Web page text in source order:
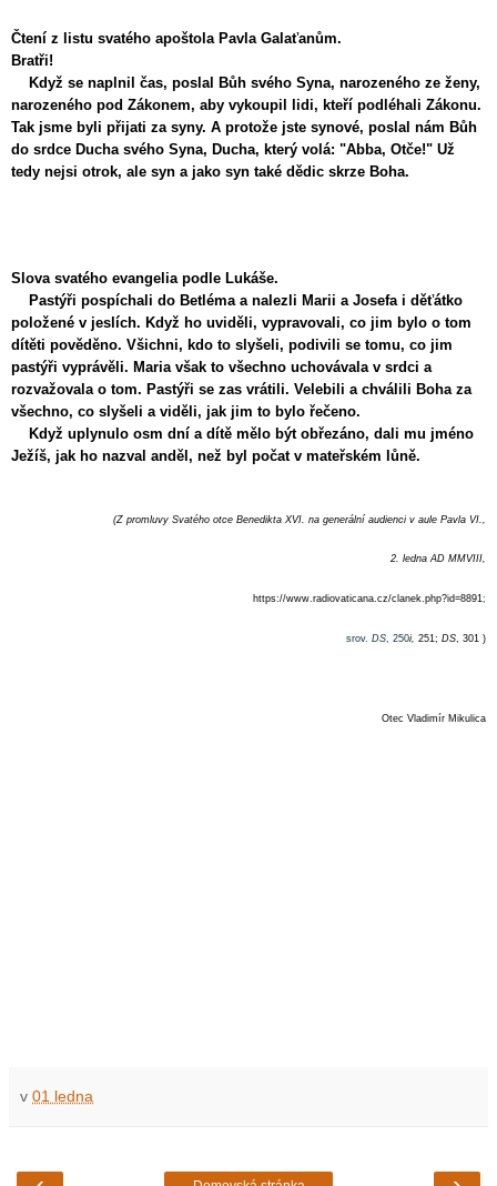
Čtení z listu svatého apoštola Pavla Galaťanům.
Bratři!
Když se naplnil čas, poslal Bůh svého Syna, narozeného ze ženy,
narozeného pod Zákonem, aby vykoupil lidi, kteří podléhali Zákonu.
Tak jsme byli přijati za syny. A protože jste synové, poslal nám Bůh
do srdce Ducha svého Syna, Ducha, který volá: "Abba, Otče!" Už
tedy nejsi otrok, ale syn a jako syn také dědic skrze Boha.
Slova svatého evangelia podle Lukáše.
Pastýři pospíchali do Betléma a nalezli Marii a Josefa i děťátko
položené v jeslích. Když ho uviděli, vypravovali, co jim bylo o tom
dítěti pověděno. Všichni, kdo to slyšeli, podivili se tomu, co jim
pastýři vyprávěli. Maria však to všechno uchovávala v srdci a
rozvažovala o tom. Pastýři se zas vrátili. Velebili a chválili Boha za
všechno, co slyšeli a viděli, jak jim to bylo řečeno.
Když uplynulo osm dní a dítě mělo být obřezáno, dali mu jméno
Ježíš, jak ho nazval anděl, než byl počat v mateřském lůně.
(Z promluvy Svatého otce Benedikta XVI. na generální audienci v aule Pavla VI.,
2. ledna AD MMVIII,
https://www.radiovaticana.cz/clanek.php?id=8891;
srov. DS, 250i, 251; DS, 301 )
Otec Vladimír Mikulica
v 01 ledna